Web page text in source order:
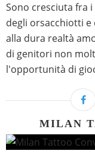
Sono cresciuta fra
degli orsacchiotti e
alla dura realtà
di genitori non
l'opportunità di
MILAN